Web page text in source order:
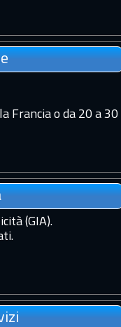
Francia o da 20 a 30
(GIA).